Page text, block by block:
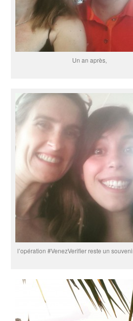
Un an après,
l’opération #VenezVerifier reste un